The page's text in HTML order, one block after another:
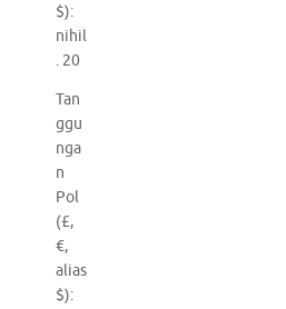
$):
nihil
. 20
Tan
ggu
nga
n
Pol
(£,
€,
alias
$):